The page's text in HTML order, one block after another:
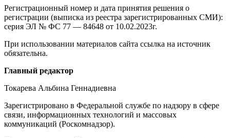
Регистрационный номер и дата принятия решения о
регистрации (выписка из реестра зарегистрированных СМИ):
серия ЭЛ № ФС 77 — 84648 от 10.02.2023г.
При использовании материалов сайта ссылка на источник
обязательна.
Редакция
Главный редактор
Токарева Альбина Геннадиевна
Зарегистрировано в Федеральной службе по надзору в сфере
связи, информационных технологий и массовых
коммуникаций (Роскомнадзор).